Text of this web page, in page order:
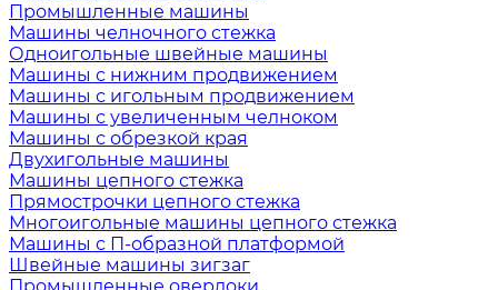
Промышленные машины
Машины челночного стежка
Одноигольные швейные машины
Машины с нижним продвижением
Машины с игольным продвижением
Машины с увеличенным челноком
Машины с обрезкой края
Двухигольные машины
Машины цепного стежка
Прямострочки цепного стежка
Многоигольные машины цепного стежка
Машины с П-образной платформой
Швейные машины зигзаг